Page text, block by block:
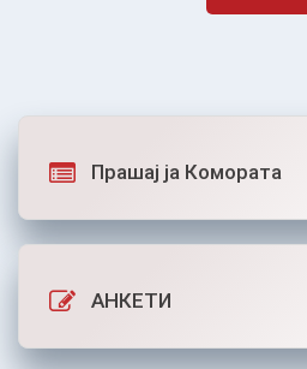
Прашај ја Комората
АНКЕТИ